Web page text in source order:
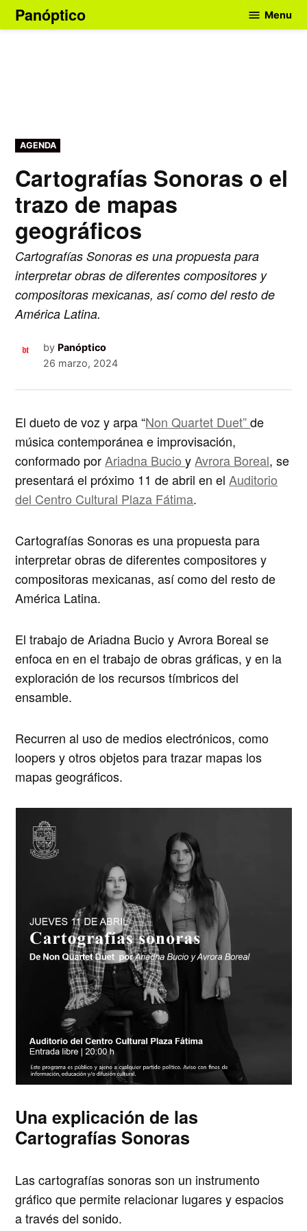
Skip
to
Panóptico Menu
POSTED
IN
AGENDA
Cartografías Sonoras o el
trazo de mapas
geográficos
Cartografías Sonoras es una propuesta para
interpretar obras de diferentes compositores y
compositoras mexicanas, así como del resto de
América Latina.
by Panóptico
26 marzo, 2024
El dueto de voz y arpa “Non Quartet Duet”de
música contemporánea e improvisación,
conformado porAriadna BucioyAvrora Boreal, se
presentará el próximo 11 de abril en elAuditorio
del Centro Cultural Plaza Fátima.
Cartografías Sonorases una propuesta para
interpretar obras de diferentes compositores y
compositoras mexicanas, así como del resto de
América Latina.
El trabajo de Ariadna Bucio y Avrora Boreal se
enfoca en en el trabajo de obras gráficas, y en la
exploración de los recursos tímbricos del
ensamble.
Recurren al uso de medios electrónicos, como
loopers y otros objetos para trazar mapas los
mapas geográficos.
Una explicación de las
Cartografías Sonoras
Las cartografías sonoras son un instrumento
gráfico que permite relacionar lugares y espacios
a través del sonido.